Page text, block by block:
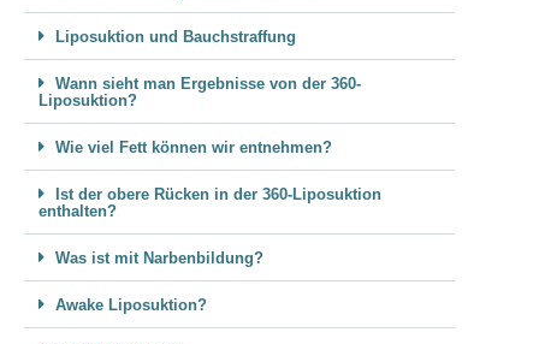
Liposuktion und Bauchstraffung
Wann sieht man Ergebnisse von der 360-
Liposuktion?
Wie viel Fett können wir entnehmen?
Ist der obere Rücken in der 360-Liposuktion
enthalten?
Was ist mit Narbenbildung?
Awake Liposuktion?